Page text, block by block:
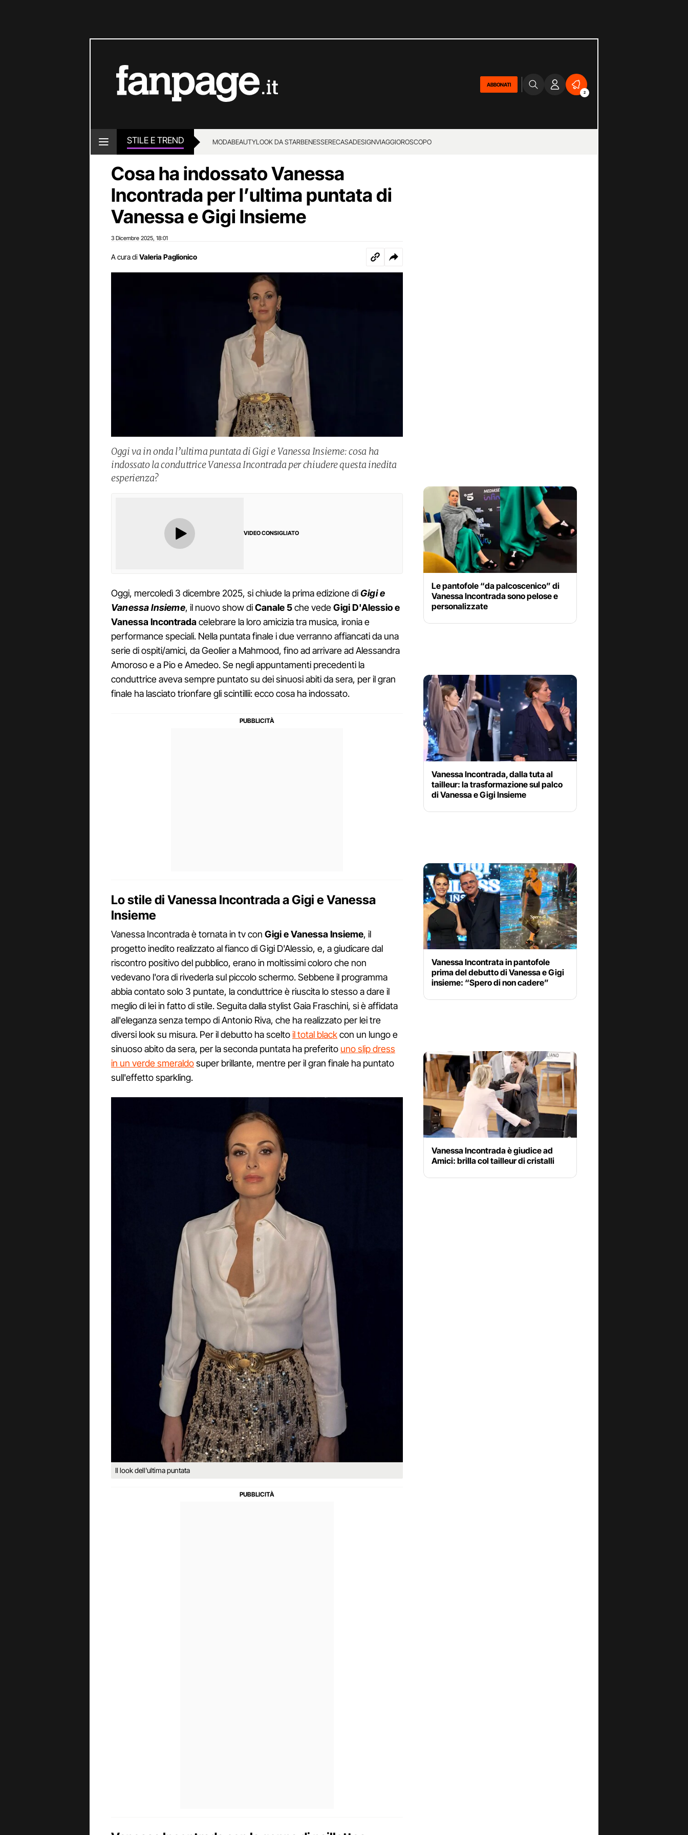
ABBONATI
2
STILE E TREND MODABEAUTYLOOK DA STARBENESSERECASADESIGNVIAGGIOROSCOPO
Cosa ha indossato Vanessa
Incontrada per l’ultima puntata di
Vanessa e Gigi Insieme
3 Dicembre 2025 18:01
A cura di Valeria Paglionico
Oggi va in onda l’ultima puntata di Gigi e Vanessa Insieme: cosa ha
indossato la conduttrice Vanessa Incontrada per chiudere questa inedita
esperienza?
VIDEO CONSIGLIATO
Oggi, mercoledì 3 dicembre 2025, si chiude la prima edizione diGigi e
Vanessa Insieme, il nuovo show diCanale 5che vedeGigi D'Alessio e
Vanessa Incontradacelebrare la loro amicizia tra musica, ironia e
performance speciali. Nella puntata finale i due verranno affiancati da una
serie di ospiti/amici, da Geolier a Mahmood, fino ad arrivare ad Alessandra
Amoroso e a Pio e Amedeo. Se negli appuntamenti precedenti la
conduttrice aveva sempre puntato su dei sinuosi abiti da sera, per il gran
finale ha lasciato trionfare gli scintillii: ecco cosa ha indossato.
Lo stile di Vanessa Incontrada a Gigi e Vanessa
Insieme
Vanessa Incontrada è tornata in tv con Gigi e Vanessa Insieme, il
progetto inedito realizzato al fianco di Gigi D'Alessio, e, a giudicare dal
riscontro positivo del pubblico, erano in moltissimi coloro che non
vedevano l'ora di rivederla sul piccolo schermo. Sebbene il programma
abbia contato solo 3 puntate, la conduttrice è riuscita lo stesso a dare il
meglio di lei in fatto di stile. Seguita dalla stylist Gaia Fraschini, si è affidata
all'eleganza senza tempo di Antonio Riva, che ha realizzato per lei tre
diversi look su misura. Per il debutto ha sceltoil total blackcon un lungo e
sinuoso abito da sera, per la seconda puntata ha preferito uno slip dress
in un verde smeraldosuper brillante, mentre per il gran finale ha puntato
sull'effetto sparkling.
Il look dell'ultima puntata
Le pantofole “da palcoscenico” di
Vanessa Incontrada sono pelose e
personalizzate
Vanessa Incontrada, dalla tuta al
tailleur: la trasformazione sul palco
di Vanessa e Gigi Insieme
Vanessa Incontrata in pantofole
prima del debutto di Vanessa e Gigi
insieme: “Spero di non cadere”
Vanessa Incontrada è giudice ad
Amici: brilla col tailleur di cristalli